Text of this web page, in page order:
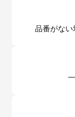
品番がない